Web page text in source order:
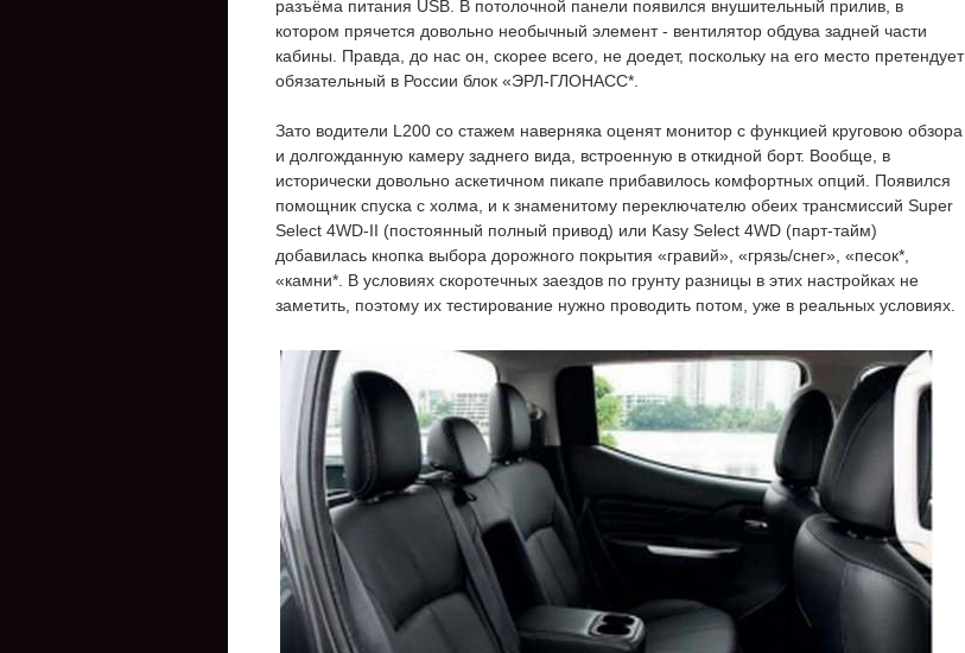
разъёма питания USB. В потолочной панели появился внушительный прилив, в
котором прячется довольно необычный элемент - вентилятор обдува задней части
кабины. Правда, до нас он, скорее всего, не доедет, поскольку на его место претендует
обязательный в России блок «ЭРЛ-ГЛОНАСС*.
Зато водители L200 со стажем наверняка оценят монитор с функцией круговою обзора
и долгожданную камеру заднего вида, встроенную в откидной борт. Вообще, в
исторически довольно аскетичном пикапе прибавилось комфортных опций. Появился
помощник спуска с холма, и к знаменитому переключателю обеих трансмиссий Super
Select 4WD-II (постоянный полный привод) или Kasy Select 4WD (парт-тайм)
добавилась кнопка выбора дорожного покрытия «гравий», «грязь/снег», «песок*,
«камни*. В условиях скоротечных заездов по грунту разницы в этих настройках не
заметить, поэтому их тестирование нужно проводить потом, уже в реальных условиях.